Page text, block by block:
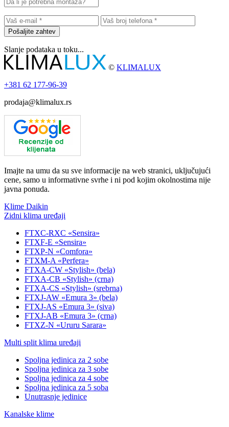
Pošaljite zahtev
Slanje podataka u toku...
© KLIMALUX
+381 62 177-96-39
prodaja@klimalux.rs
Imajte na umu da su sve informacije na web stranici, uključujući
cene, samo u informativne svrhe i ni pod kojim okolnostima nije
javna ponuda.
Klime Daikin
Zidni klima uređaji
FTXC-RXC «Sensira»
FTXF-E «Sensira»
FTXP-N «Comfora»
FTXM-A «Perfera»
FTXA-CW «Stylish» (bela)
FTXA-CB «Stylish» (crna)
FTXA-CS «Stylish» (srebrna)
FTXJ-AW «Emura 3» (bela)
FTXJ-AS «Emura 3» (siva)
FTXJ-AB «Emura 3» (crna)
FTXZ-N «Ururu Sarara»
Multi split klima uređaji
Spoljna jedinica za 2 sobe
Spoljna jedinica za 3 sobe
Spoljna jedinica za 4 sobe
Spoljna jedinica za 5 soba
Unutrasnje jedinice
Kanalske klime